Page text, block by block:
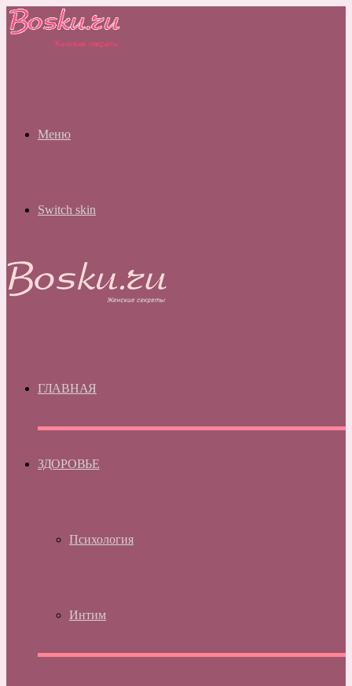
Меню
Switch skin
ГЛАВНАЯ
ЗДОРОВЬЕ
Психология
Интим